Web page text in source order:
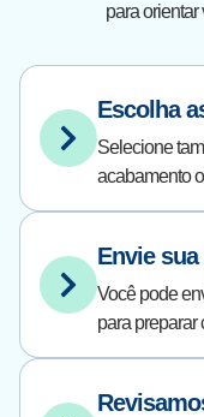
para
Escolha
Selecione
acabamento
Envie
Você pode
para preparar